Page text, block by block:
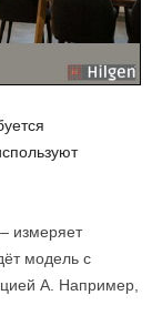
измеряет
модель с
A. Например,